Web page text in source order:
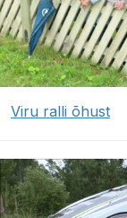
Viru ralli õhust